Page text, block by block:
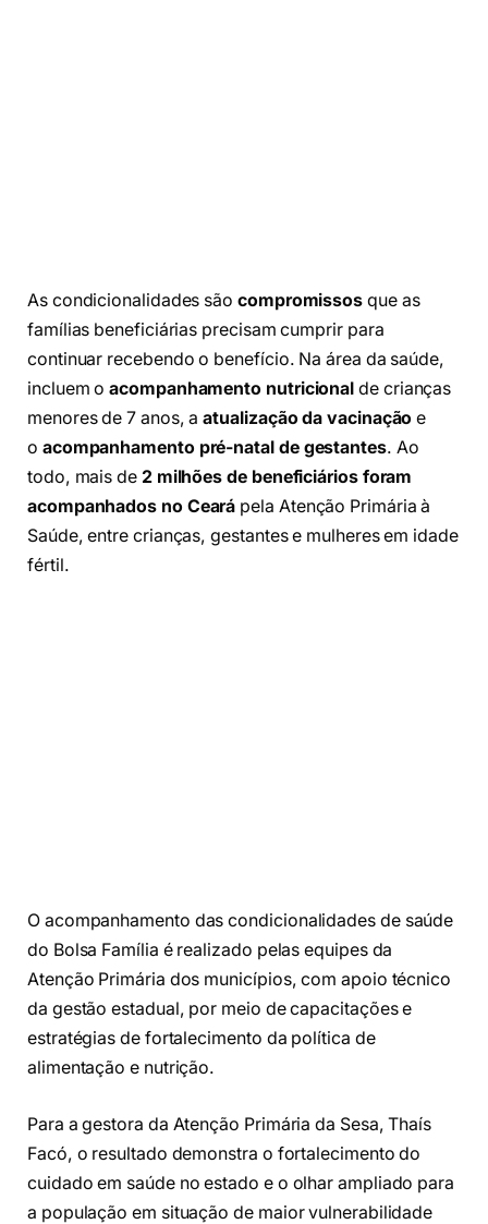
As condicionalidades sãocompromissos que as
famílias beneficiárias precisam cumprir para
continuar recebendo o benefício. Na área da saúde,
incluem oacompanhamento nutricional de crianças
menores de 7 anos, aatualização da vacinação e
o acompanhamento pré-natal de gestantes. Ao
todo, mais de2 milhões de beneficiários foram
acompanhados no Ceará pela Atenção Primária à
Saúde, entre crianças, gestantes e mulheres em idade
fértil.
O acompanhamento das condicionalidades de saúde
do Bolsa Família é realizado pelas equipes da
Atenção Primária dos municípios, com apoio técnico
da gestão estadual, por meio de capacitações e
estratégias de fortalecimento da política de
alimentação e nutrição.
Para a gestora da Atenção Primária da Sesa, Thaís
Facó, o resultado demonstra o fortalecimento do
cuidado em saúde no estado e o olhar ampliado para
a população em situação de maior vulnerabilidade